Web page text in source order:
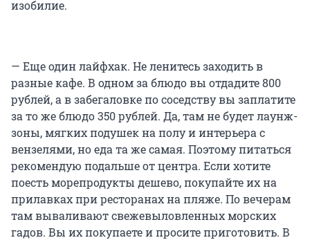
изобилие.
— Еще один лайфхак. Не ленитесь заходить в
разные кафе. В одном за блюдо вы отдадите 800
рублей, а в забегаловке по соседству вы заплатите
за то же блюдо 350 рублей. Да, там не будет лаунж-
зоны, мягких подушек на полу и интерьера с
вензелями, но еда та же самая. Поэтому питаться
рекомендую подальше от центра. Если хотите
поесть морепродукты дешево, покупайте их на
прилавках при ресторанах на пляже. По вечерам
там вываливают свежевыловленных морских
гадов. Вы их покупаете и просите приготовить. В